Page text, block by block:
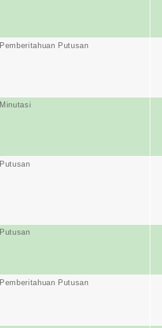
Pemberitahuan Putusan
Minutasi
Putusan
Putusan
Pemberitahuan Putusan